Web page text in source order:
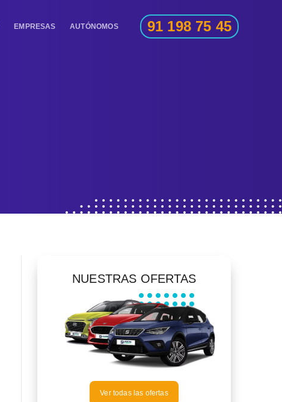
EMPRESAS AUTÓNOMOS 91 198 75 45
NUESTRAS OFERTAS
Ver todas las ofertas